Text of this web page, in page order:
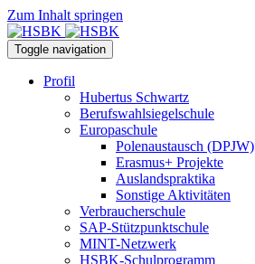
Zum Inhalt springen
Toggle navigation
Profil
Hubertus Schwartz
Berufswahlsiegelschule
Europaschule
Polenaustausch (DPJW)
Erasmus+ Projekte
Auslandspraktika
Sonstige Aktivitäten
Verbraucherschule
SAP-Stützpunktschule
MINT-Netzwerk
HSBK-Schulprogramm